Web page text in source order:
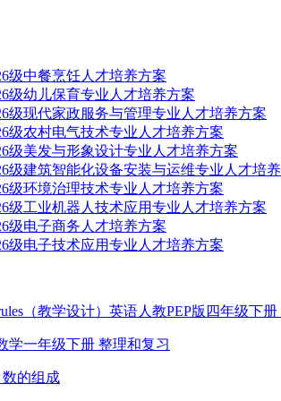
级中餐烹饪人才培养方案
级幼儿保育专业人才培养方案
级现代家政服务与管理专业人才培养方案
级农村电气技术专业人才培养方案
级美发与形象设计专业人才培养方案
级建筑智能化设备安装与运维专业人才培
级环境治理技术专业人才培养方案
级工业机器人技术应用专业人才培养方案
级电子商务人才培养方案
级电子技术应用专业人才培养方案
（教学设计）英语人教PEP版四年级下册
学一年级下册 整理和复习
数的组成